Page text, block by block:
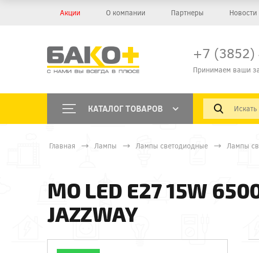
Акции О компании Партнеры Новости
+7 (3852)
Принимаем ваши
КАТАЛОГ ТОВАРОВ
Главная Лампы Лампы светодиодные Лампы
МО LED E27 15W
JAZZWAY